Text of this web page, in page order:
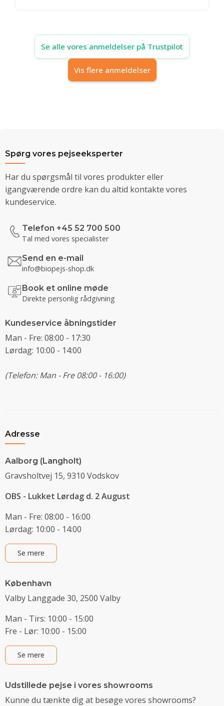
Se alle vores anmeldelser på Trustpilot
Vis flere anmeldelser
Spørg vores pejseeksperter
Har du spørgsmål til vores produkter eller
igangværende ordre kan du altid kontakte vores
kundeservice.
Telefon +45 52 700 500
Tal med vores specialister
Send en e-mail
info@biopejs-shop.dk
Book et online møde
Direkte personlig rådgivning
Kundeservice åbningstider
Man - Fre: 08:00 - 17:30
Lørdag: 10:00 - 14:00
(Telefon: Man - Fre 08:00 - 16:00)
Adresse
Aalborg (Langholt)
Gravsholtvej 15, 9310 Vodskov
OBS - Lukket Lørdag d. 2 August
Man - Fre: 08:00 - 16:00
Lørdag: 10:00 - 14:00
Se mere
København
Valby Langgade 30, 2500 Valby
Man - Tirs: 10:00 - 15:00
Fre - Lør: 10:00 - 15:00
Se mere
Udstillede pejse i vores showrooms
Kunne du tænkte dig at besøge vores showrooms?